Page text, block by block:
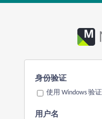
身份验证
使用 Windows 验证
用户名